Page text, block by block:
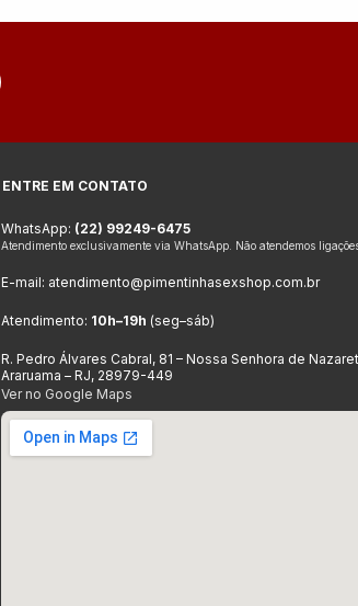
ENTRE EM CONTATO
WhatsApp: (22) 99249-6475
Atendimento exclusivamente via WhatsApp. Não atendemos
E-mail: atendimento@pimentinhasexshop.com.br
Atendimento: 10h–19h (seg–sáb)
R. Pedro Álvares Cabral, 81 – Nossa Senhora de
Araruama – RJ, 28979-449
Ver no Google Maps